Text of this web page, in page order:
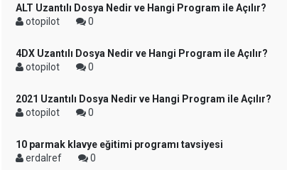
ALT Uzantılı Dosya Nedir ve Hangi Program ile Açılır?
otopilot
0
4DX Uzantılı Dosya Nedir ve Hangi Program ile Açılır?
otopilot
0
2021 Uzantılı Dosya Nedir ve Hangi Program ile Açılır?
otopilot
0
10 parmak klavye eğitimi programı tavsiyesi
erdalref
0